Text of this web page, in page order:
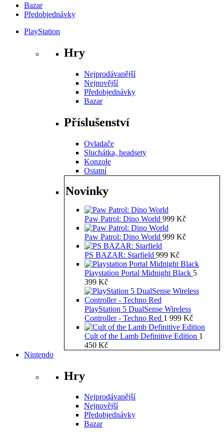
Bazar
Předobjednávky
PlayStation
Hry
Nejprodávanější
Nejnovější
Předobjednávky
Bazar
Příslušenství
Ovladače
Sluchátka, headsety
Konzole
Ostatní
Novinky
Paw Patrol: Dino World 999 Kč
Paw Patrol: Dino World 999 Kč
PS BAZAR: Starfield 999 Kč
Playstation Portal Midnight Black 5
399 Kč
PlayStation 5 DualSense Wireless
Controller - Techno Red 1 999 Kč
Cult of the Lamb Definitive Edition 1
450 Kč
Nintendo
Hry
Nejprodávanější
Nejnovější
Předobjednávky
Bazar